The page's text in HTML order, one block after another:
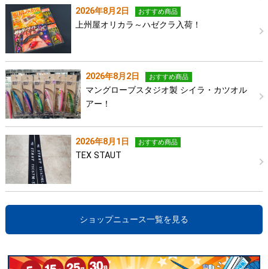
2026年8月2日 おすすめ商品
上州屋オリカラ～ハゼクラ入荷！
2026年8月2日 おすすめ商品
マングローブスタジオ製 シイラ・カツオル
アー！
2026年8月1日 おすすめ商品
TEX STAUT
ショップニュース一覧を見る